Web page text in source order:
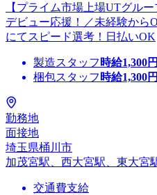
【プライム市場上場UTグル
デビュー応援！／未経験から
にてスピード選考！日払いOK
製造スタッフ 時給1,300
梱包スタッフ 時給1,300
勤務地
面接地
埼玉県桶川市
加茂宮駅、西大宮駅、東大宮
交通費支給